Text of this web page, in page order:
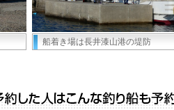
船着き場は長井漆山港の堤防